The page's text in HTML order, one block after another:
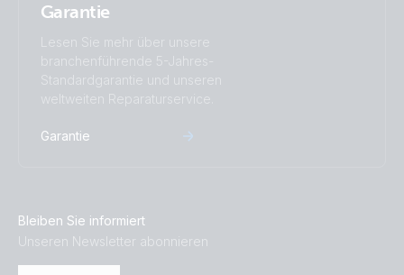
Garantie
Lesen Sie mehr über unsere
branchenführende 5-Jahres-
Standardgarantie und unseren
weltweiten Reparaturservice.
Garantie
Bleiben Sie informiert
Unseren Newsletter abonnieren